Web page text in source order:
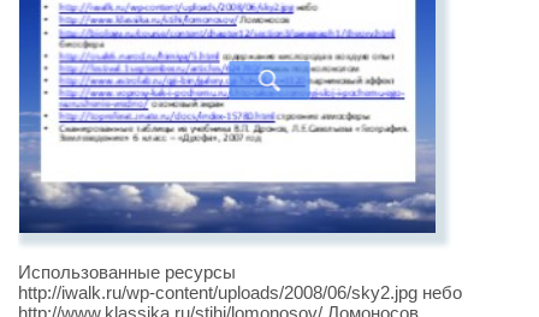
Использованные ресурсы
http://iwalk.ru/wp-content/uploads/2008/06/sky2.jpg небо
http://www.klassika.ru/stihi/lomonosov/ Ломоносов